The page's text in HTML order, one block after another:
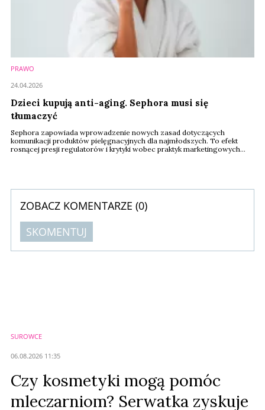
PRAWO
Dzieci kupują anti-aging. Sephora musi się
tłumaczyć
Sephora zapowiada wprowadzenie nowych zasad dotyczących
komunikacji produktów pielęgnacyjnych dla najmłodszych. To efekt
rosnącej presji regulatorów i krytyki wobec praktyk marketingowych
24.04.2026
ZOBACZ KOMENTARZE (0)
SKOMENTUJ
SUROWCE
06.08.2026 11:35
Czy kosmetyki mogą pomóc
mleczarniom? Serwatka zyskuje